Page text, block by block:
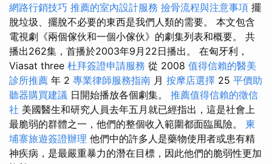
網路行銷技巧 推薦的室內設計服務 撿骨流程與注意事項 擺
脫垃圾、擺脫不必要的東西是我們人類的需要。 本文包含
電視劇《兩個傢伙和一個小傢伙》的劇集列表和概要。 共
播出262集，首播於2003年9月22日播出。 在匈牙利，
Viasat three 杜拜簽證申請服務 從 2008 值得信賴的醫美
診所推薦 年 2 專業律師服務指南 月 按摩店選擇 25 平價助
聽器購買建議 日開始播放各個劇集。 推薦值得信賴的徵信
社 美國醫生和研究人員去年五月就已經指出，這是社會上
最脆弱的群體之一，他們的整個收入範圍都面臨風險。 柬
埔寨旅遊簽證辦理 他們中的許多人是藥物使用者或患有精
神疾病，是最嚴重暴力的潛在目標，因此他們的脆弱性更加